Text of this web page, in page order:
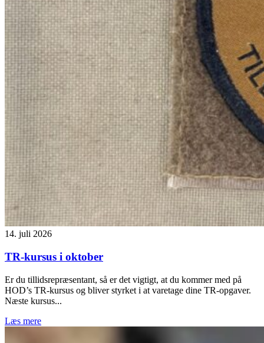
14. juli 2026
TR-kursus i oktober
Er du tillidsrepræsentant, så er det vigtigt, at du kommer med på
HOD’s TR-kursus og bliver styrket i at varetage dine TR-opgaver.
Næste kursus...
Læs mere